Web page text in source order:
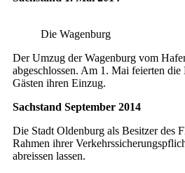
Die Wagenburg
Der Umzug der Wagenburg vom
abgeschlossen. Am 1. Mai feierten
Gästen ihren Einzug.
Sachstand September 2014
Die Stadt Oldenburg als Besitzer des
Rahmen ihrer
abreissen lassen.